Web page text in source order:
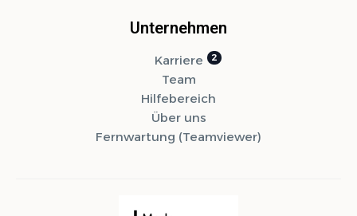
Unternehmen
Karriere
Team
Hilfebereich
Über uns
Fernwartung (Teamviewer)